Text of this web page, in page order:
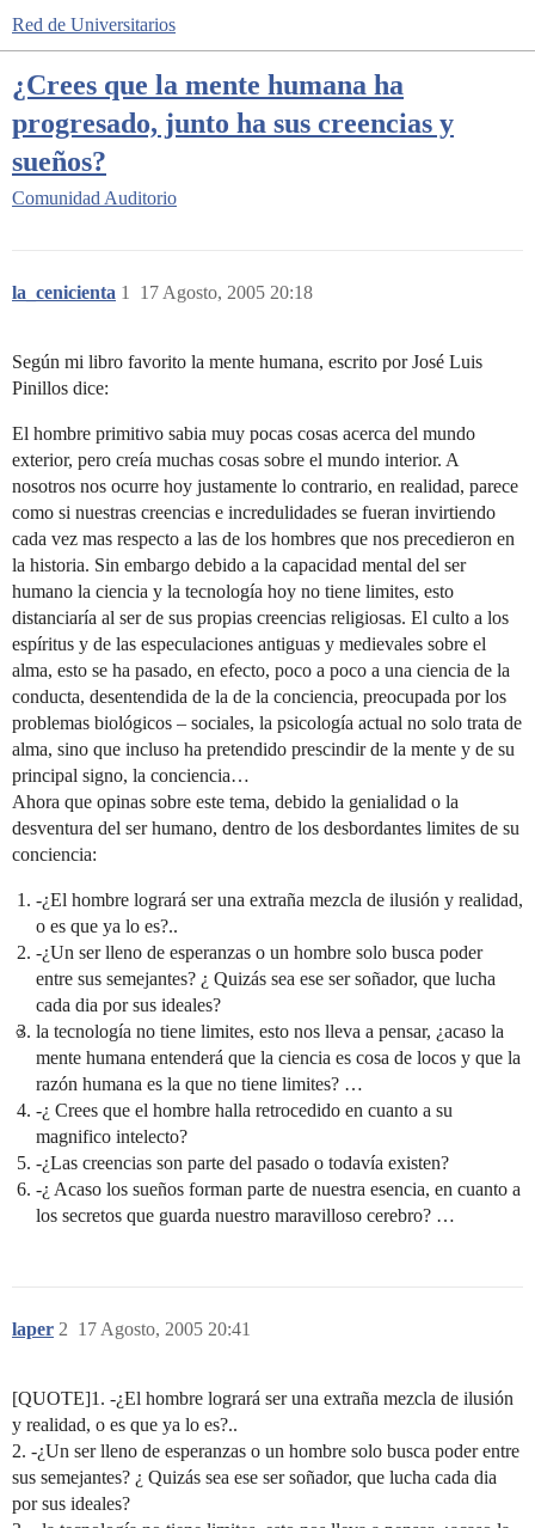
Red de Universitarios
¿Crees que la mente humana ha
progresado, junto ha sus creencias y
sueños?
Comunidad Auditorio
la_cenicienta 17 Agosto, 2005 20:18
1
Según mi libro favorito la mente humana, escrito por José Luis
Pinillos dice:
El hombre primitivo sabia muy pocas cosas acerca del mundo
exterior, pero creía muchas cosas sobre el mundo interior. A
nosotros nos ocurre hoy justamente lo contrario, en realidad, parece
como si nuestras creencias e incredulidades se fueran invirtiendo
cada vez mas respecto a las de los hombres que nos precedieron en
la historia. Sin embargo debido a la capacidad mental del ser
humano la ciencia y la tecnología hoy no tiene limites, esto
distanciaría al ser de sus propias creencias religiosas. El culto a los
espíritus y de las especulaciones antiguas y medievales sobre el
alma, esto se ha pasado, en efecto, poco a poco a una ciencia de la
conducta, desentendida de la de la conciencia, preocupada por los
problemas biológicos – sociales, la psicología actual no solo trata de
alma, sino que incluso ha pretendido prescindir de la mente y de su
principal signo, la conciencia…
Ahora que opinas sobre este tema, debido la genialidad o la
desventura del ser humano, dentro de los desbordantes limites de su
conciencia:
-¿El hombre logrará ser una extraña mezcla de ilusión y realidad,
o es que ya lo es?..
-¿Un ser lleno de esperanzas o un hombre solo busca poder
entre sus semejantes? ¿ Quizás sea ese ser soñador, que lucha
cada dia por sus ideales?
la tecnología no tiene limites, esto nos lleva a pensar, ¿acaso la
mente humana entenderá que la ciencia es cosa de locos y que la
razón humana es la que no tiene limites? …
-¿ Crees que el hombre halla retrocedido en cuanto a su
magnifico intelecto?
-¿Las creencias son parte del pasado o todavía existen?
-¿ Acaso los sueños forman parte de nuestra esencia, en cuanto a
los secretos que guarda nuestro maravilloso cerebro? …
laper 17 Agosto, 2005 20:41
2
[QUOTE]1. -¿El hombre logrará ser una extraña mezcla de ilusión
y realidad, o es que ya lo es?..
2. -¿Un ser lleno de esperanzas o un hombre solo busca poder entre
sus semejantes? ¿ Quizás sea ese ser soñador, que lucha cada dia
por sus ideales?